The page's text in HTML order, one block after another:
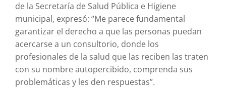
de la Secretaría de Salud Pública e Higiene
municipal, expresó: “Me parece fundamental
garantizar el derecho a que las personas puedan
acercarse a un consultorio, donde los
profesionales de la salud que las reciben las traten
con su nombre autopercibido, comprenda sus
problemáticas y les den respuestas”.